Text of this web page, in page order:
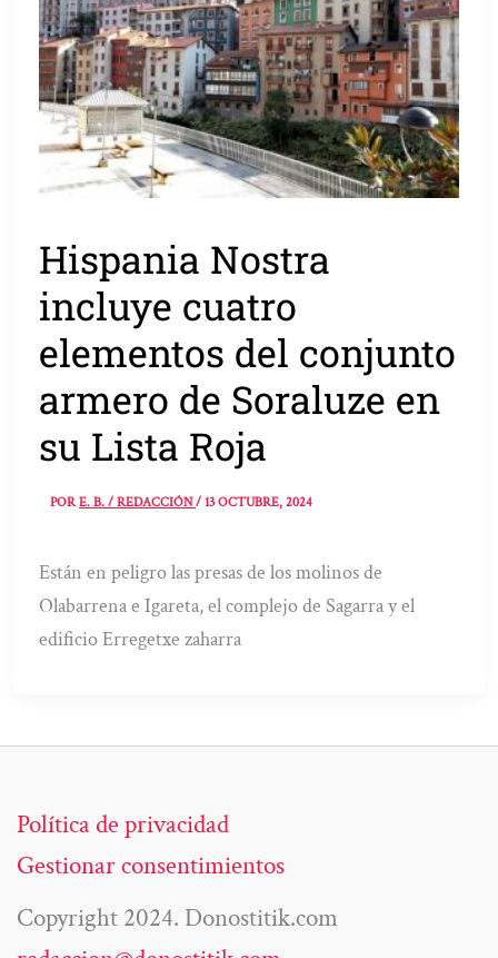
Hispania Nostra
incluye cuatro
elementos del conjunto
armero de Soraluze en
su Lista Roja
PORE. B. / REDACCIÓN/13 OCTUBRE, 2024
Están en peligro las presas de los molinos de
Olabarrena e Igareta, el complejo de Sagarra y el
edificio Erregetxe zaharra
Política de privacidad
Gestionar consentimientos
Copyright 2024. Donostitik.com